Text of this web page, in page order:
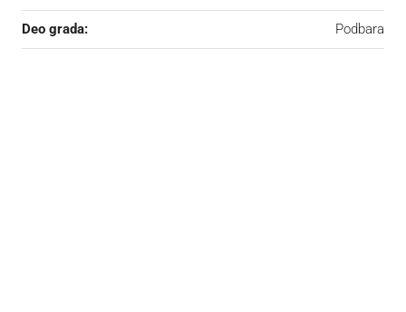
Deo grada: Podbara